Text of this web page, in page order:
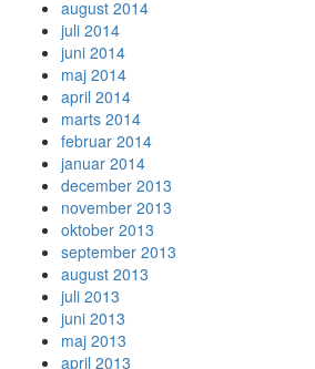
august 2014
juli 2014
juni 2014
maj 2014
april 2014
marts 2014
februar 2014
januar 2014
december 2013
november 2013
oktober 2013
september 2013
august 2013
juli 2013
juni 2013
maj 2013
april 2013